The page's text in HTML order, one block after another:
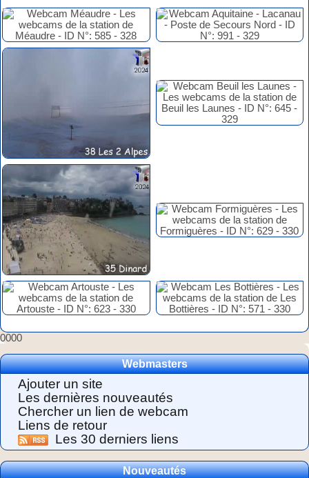
0000
Webmasters
Ajouter un site
Les dernières nouveautés
Chercher un lien de webcam
Liens de retour
Les 30 derniers liens
Nouveautés